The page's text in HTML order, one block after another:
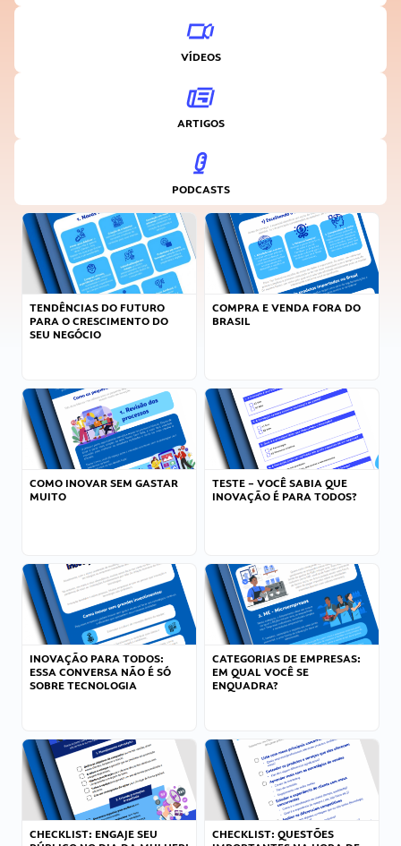
VÍDEOS
ARTIGOS
PODCASTS
TENDÊNCIAS DO FUTURO
PARA O CRESCIMENTO DO
SEU NEGÓCIO
COMPRA E VENDA FORA DO
BRASIL
COMO INOVAR SEM GASTAR
MUITO
TESTE – VOCÊ SABIA QUE
INOVAÇÃO É PARA TODOS?
INOVAÇÃO PARA TODOS:
ESSA CONVERSA NÃO É SÓ
SOBRE TECNOLOGIA
CATEGORIAS DE EMPRESAS:
EM QUAL VOCÊ SE
ENQUADRA?
CHECKLIST: ENGAJE SEU
CHECKLIST: QUESTÕES